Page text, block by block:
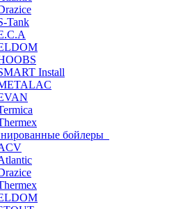
Tank
Install
бойлеры